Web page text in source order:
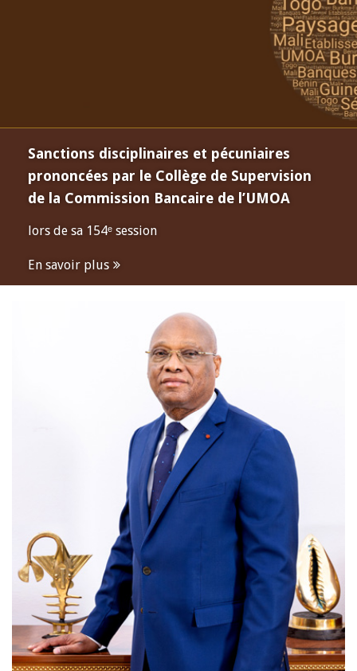
Sanctions disciplinaires et pécuniaires
prononcées par le Collège de Supervision
de la Commission Bancaire de l’UMOA
lors de sa 154ᵉ session
En savoir plus